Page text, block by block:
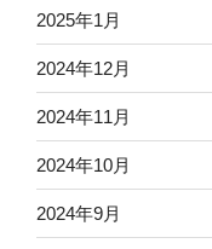
2025年1月
2024年12月
2024年11月
2024年10月
2024年9月